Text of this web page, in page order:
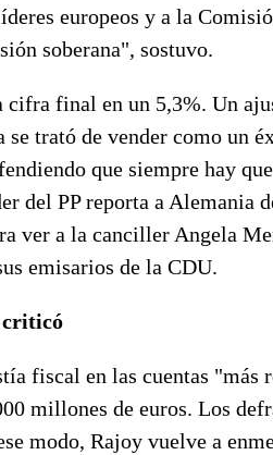
europeos y a la
soberana", sostuvo.
final en un 5,3%. Un
trató de vender como un
que siempre hay
del PP reporta a Alemania
ver a la canciller Angela
emisarios de la CDU.
criticó
fiscal en las cuentas "más
millones de euros. Los
modo, Rajoy vuelve a